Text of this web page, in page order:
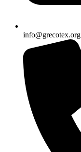
info@grecotex.org